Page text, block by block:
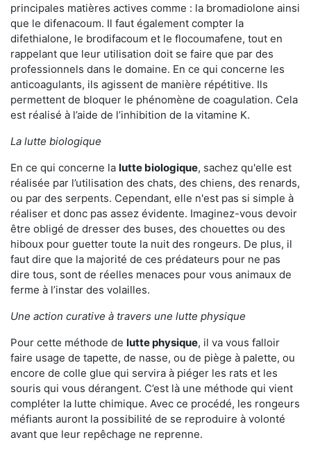
principales matières actives comme : la bromadiolone ainsi
que le difenacoum. Il faut également compter la
difethialone, le brodifacoum et le flocoumafene, tout en
rappelant que leur utilisation doit se faire que par des
professionnels dans le domaine. En ce qui concerne les
anticoagulants, ils agissent de manière répétitive. Ils
permettent de bloquer le phénomène de coagulation. Cela
est réalisé à l’aide de l’inhibition de la vitamine K.
La lutte biologique
En ce qui concerne la lutte biologique, sachez qu'elle est
réalisée par l’utilisation des chats, des chiens, des renards,
ou par des serpents. Cependant, elle n'est pas si simple à
réaliser et donc pas assez évidente. Imaginez-vous devoir
être obligé de dresser des buses, des chouettes ou des
hiboux pour guetter toute la nuit des rongeurs. De plus, il
faut dire que la majorité de ces prédateurs pour ne pas
dire tous, sont de réelles menaces pour vous animaux de
ferme à l’instar des volailles.
Une action curative à travers une lutte physique
Pour cette méthode de lutte physique, il va vous falloir
faire usage de tapette, de nasse, ou de piège à palette, ou
encore de colle glue qui servira à piéger les rats et les
souris qui vous dérangent. C’est là une méthode qui vient
compléter la lutte chimique. Avec ce procédé, les rongeurs
méfiants auront la possibilité de se reproduire à volonté
avant que leur repêchage ne reprenne.